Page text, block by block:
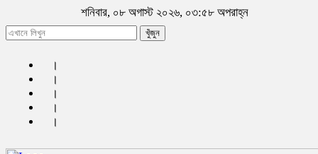
শনিবার, ০৮ অগাস্ট ২০২৬, ০৩:৫৮ অপরাহ্ন
খুঁজুন